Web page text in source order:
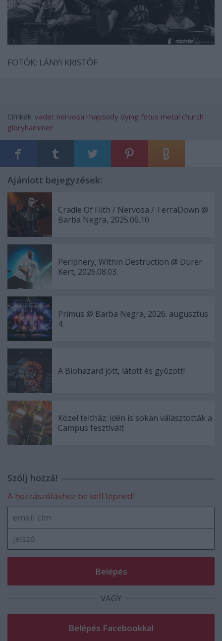
FOTÓK: LÁNYI KRISTÓF
Címkék: vader nervosa rhapsody dying fetus metal church
gloryhammer
Ajánlott bejegyzések:
Cradle Of Filth / Nervosa / TerraDown @
Barba Negra, 2025.06.10.
Periphery, Within Destruction @ Dürer
Kert, 2026.08.03.
Primus @ Barba Negra, 2026. augusztus
4.
A Biohazard jött, látott és győzött!
Közel teltház: idén is sokan választották a
Campus fesztivált
Szólj hozzá!
A hozzászóláshoz be kell lépned!
VAGY